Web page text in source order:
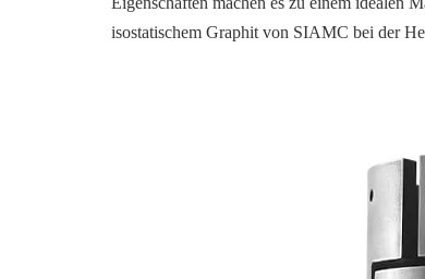
isostatischem Graphit von SIAMC bei der